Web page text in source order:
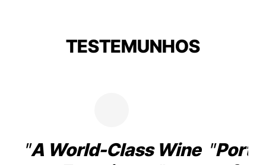
TESTEMUNHOS
A World-Class Wine